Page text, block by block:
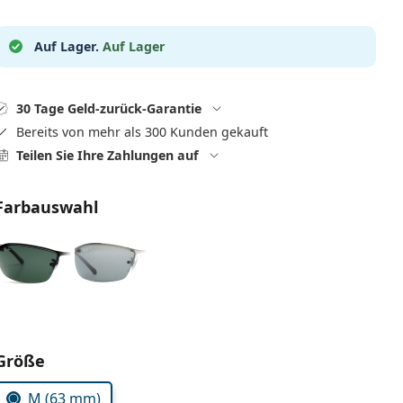
Auf Lager. Auf Lager
30 Tage Geld-zurück-Garantie
Bereits von mehr als 300 Kunden gekauft
Teilen Sie Ihre Zahlungen auf
wählen
M (63 mm)